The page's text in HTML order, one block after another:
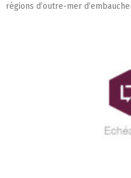
régions d’outre-mer